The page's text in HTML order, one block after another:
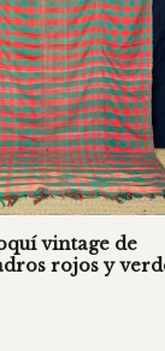
vintage de
rojos y